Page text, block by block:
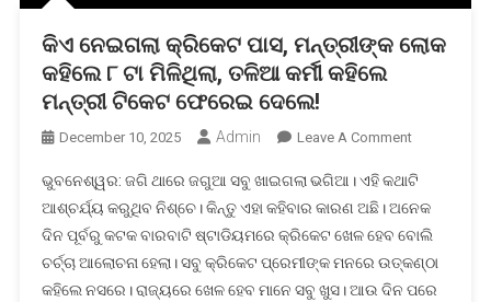
କିଏ ନେଇଗଲା କ୍ରିକେଟ ପାସ, ମନ୍ତ୍ରୀଙ୍କ ଲୋକ
କହିଲେ ୮ ଟା ମିଳିଥିଲା, ତଳିଆ କର୍ମୀ କହିଲେ
ମନ୍ତ୍ରୀ ଟିକେଟ ଫେରେଇ ଦେଲେ!
December 10, 2025 Admin Leave A CommentOn
ନେଇଗଲା
କ୍ରିକେଟ
ପାସ,
ମନ୍ତ୍ରୀଙ୍କ
ଲୋକ
ଭୁବନେଶ୍ୱର: ଜଗି ଥାରେ ଜଗୁଆ ସବୁ ଖାଇଗଲା ଭଗିଆ। ଏହି କଥାଟି
ଆଶ୍ଚର୍ଯ୍ୟ କରୁଥିବ ନିଶ୍ଚେ। କିନ୍ତୁ ଏହା କହିବାର କାରଣ ଅଛି। ଅନେକ
ଦିନ ପୂର୍ବରୁ କଟକ ବାରବାଟି ଷ୍ଟାଡିୟମରେ କ୍ରିକେଟ ଖେଳ ହେବ ବୋଲି
ଚର୍ଚ୍ଚା ଆଲୋଚନା ହେଲା। ସବୁ କ୍ରିକେଟ ପ୍ରେମୀଙ୍କ ମନରେ ଉତ୍କଣ୍ଠା
କହିଲେ ନସରେ। ରାଜ୍ୟରେ ଖେଳ ହେବ ମାନେ ସବୁ ଖୁସ। ଆଉ ଦିନ ପରେ